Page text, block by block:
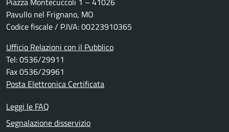
Pavullo nel Frignano, MO
Codice fiscale / P.IVA: 00223910365
Ufficio Relazioni con il Pubblico
Tel: 0536/29911
Fax 0536/29961
Posta Elettronica Certificata
Leggi le FAQ
Segnalazione disservizio